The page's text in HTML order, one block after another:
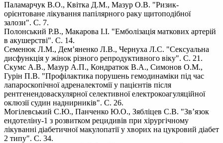
Паламарчук В.О., Квітка Д.М., Мазур О.В. "Ризик-
орієнтоване лікування папілярного раку щитоподібної
залози". С. 7.
Полонський Р.В., Макарова І.І. "Емболізація маткових артерій
в акушерстві". С. 14.
Семенюк Л.М., Дем’яненко Л.В., Чернуха Л.С. "Сексуальна
дисфункція у жінок різного репродуктивного віку". С. 21.
Скумс А.В., Мазур А.П., Кондратюк В.А., Симонов О.М.,
Гурін П.В. "Профілактика порушень гемодинаміки під час
лапароскопічної адреналектомії у пацієнтів після
рентгенендоваскулярної селективної електрокоагуляційної
оклюзії судин наднирників". С. 26.
Могілевський С.Ю., Панченко Ю.О., Зябліцев С.В. "Зв’язок
ендотеліну-1 з розвитком рецидивів при хірургічному
лікуванні діабетичної макулопатії у хворих на цукровий діабет
2 типу". С. 34.